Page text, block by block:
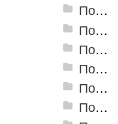
Пороги алюминиевые ПС-01 25x3 мм (открытый крепеж)
Пороги алюминиевые ПС-02 19x3,5 мм (открытый крепеж)
Пороги алюминиевые ПС-03 37x3,3 мм (открытый крепеж)
Пороги алюминиевые ПС-03-2 28x3,4 мм (открытый крепеж)
Пороги алюминиевые ПС-04 44,5x4,5 мм (открытый крепеж)
Пороги алюминиевые ПС-04-01 29x4,5 мм (открытый крепеж)